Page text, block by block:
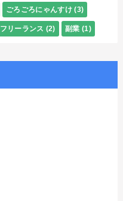
ごろごろにゃんすけ (3)
フリーランス (2) 副業 (1)